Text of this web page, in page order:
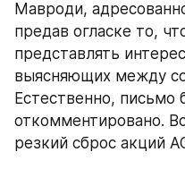
Мавроди,
предав огласке то,
представлять
выясняющих между
Естественно, письмо
откомментировано.
резкий сброс акций